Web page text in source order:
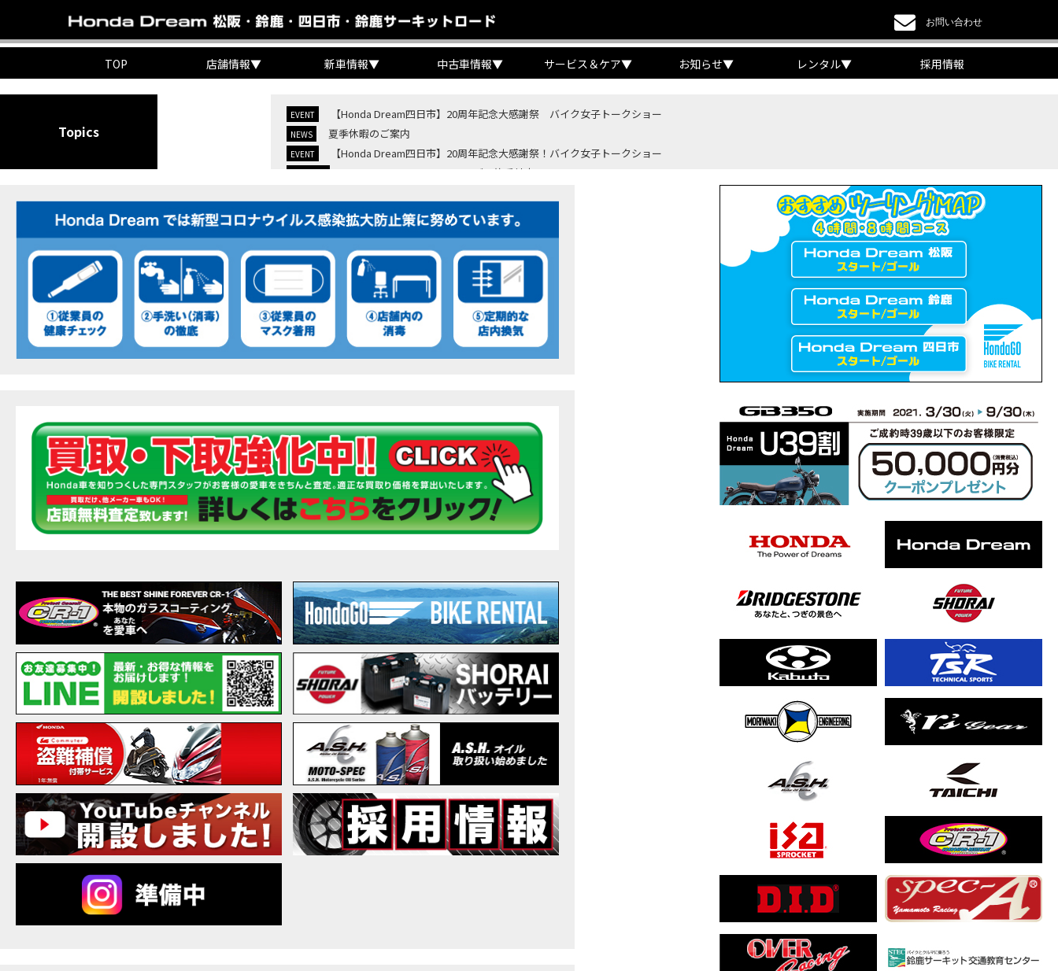
お問い合わせ
TOP 店舗情報▼ 新車情報▼ 中古車情報▼ サービス＆ケア▼ お知らせ▼ レンタル▼ 採用情報
Topics
EVENT 【Honda Dream四日市】20周年記念大感謝祭 バイク女子トークショー
NEWS 夏季休暇のご案内
EVENT 【Honda Dream四日市】20周年記念大感謝祭！バイク女子トークショー
CB400 SUPER FORE E-Clutchご予約受付中！
MOVIE 【Hondaバイク】【タイヤ交換】鈍感な私が初めて性能を実感した【三重県】【Honda DREAM】
7/4・5 鈴鹿８時間耐久ロードレースTSRを一緒に応援しましょう！
EVENT KOOD クロモリアクスルシャフトお客様のバイクで体感試走
MOVIE 【三重→香川】このバイク、なんだと思いますか？【ホンダ バイク】【Honda DREAM】【三重県】
EVENT “コカ・コーラ”鈴鹿８時間耐久ロードレース 第47回大会「TSR応援席プレミアムチケット販売開始！」
MOVIE 【ホンダ バイク】バイクを長持ちさせる洗車を教えてもらった【プロの裏ワザ】
MOVIE 【ホンダ バイク】CRF1100L Africa Twinは女性ライダーでも快適か？四国ツーリング【X-ADVオーナー目線】
MOVIE 【ホンダ バイク】DCTが搭載しているバイクに試乗したんだけどなめてました・・【Rebel 1100 S Edition Dual Clutch Transmission】
MOVIE 【ホンダ バイク】「ボカロ文化」を知ろう ナビゲーションをスキップ 検索 作成 6 アバターの画像 三重県を巡る女性ライダーの4日間！ポケふた全制覇ツーリング Honda CB1000F
EVENT ［三重県下最大級のバイクイベント］2026MIE BIKE FES開催 情報2
EVENT ［三重県下最大級のバイクイベント］2026MIE BIKE FES開催 情報１
CAMPAIGN 免許取得サポートキャンペーン実施中！
EVENT ［三重県下最大級のバイクイベント］2026MIE BIKE FES開催
MOVIE 【ホンダ バイク】【バイク女子】怖くて乗れなかったあの憧れバイク、ついに乗ります！
MOVIE 【ホンダ バイク】CB1000F 4台で三重県ツーリング！梅本まどかさん、MIISAさんと一日笑った【ポケふた】Honda
MOVIE 【ホンダ バイク】【GB350C S】梅本まどかさんと三重県ツーリング満喫しました！ポケふた探し第1弾【モトブログ】
MOVIE 【ホンダドリーム新春初売り特別企画】のご紹介！！
MOVIE こんなことある？！CB1000Fでツーリングイベントに参戦したのだが・・
【新車】CB1000Fで11時間ツーリングした素直なレビュー【モトブログ】Honda CB
MOVIE 【事故寸前】200kmレッカー、そしてさらなる原因が判明し、修理代が膨れ上がった結果
NEW BIKENEWS Dio Lite 新基準原付 販売中！
MOVIE 【バイク女子】高速道路走行中にバイクから異音が。レッカーされる事態になりました…
MOVIE 2025X-ADV 最高の旅バイクで街乗りも最適！ADVが20台でツーリングしました｜Honda ADV160
NEW BIKENEWS CB1000F販売中！！
MOVIE 【バイク女子】ごめんなさい。大切なツーリングでやらかしてしまった…
MOVIE 【バイク女子】下道444kmぶっ通しで走った結果がヤバかった
MOVIE 【バイク女子】最安！三重→東京〇〇〇円で行けちゃった
MOVIE 新型スーパーカブ110レビュー！C125 CT125で女子ツーリング 最高！Honda Super Cub(JA59)